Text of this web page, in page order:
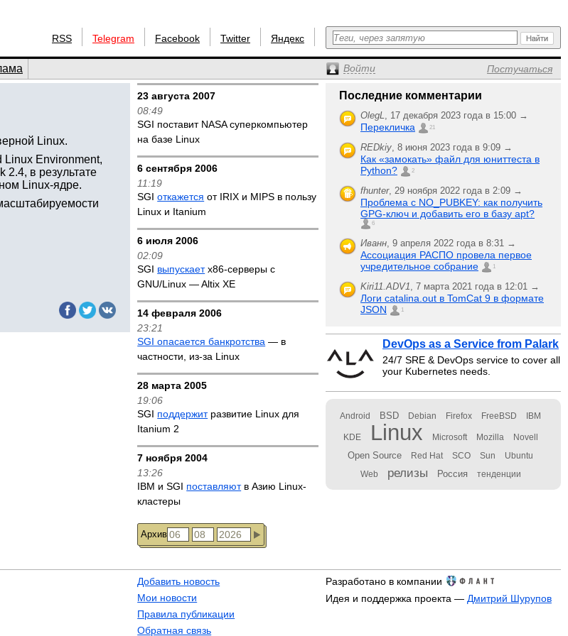
RSS Telegram Facebook Twitter Яндекс
Войти Постучаться
Linux.
Linux Environment,
в результате
Linux-ядре.
23 августа 2007
08:49
SGI поставит NASA суперкомпьютер
на базе Linux
6 сентября 2006
11:19
SGIоткажется от IRIX и MIPS в пользу
Linux и Itanium
6 июля 2006
02:09
SGI выпускаетx86-серверы с
GNU/Linux — Altix XE
14 февраля 2006
23:21
SGI опасается банкротства — в
частности, из-за Linux
28 марта 2005
19:06
SGI поддержитразвитие Linux для
Itanium 2
7 ноября 2004
13:26
IBM и SGI поставляютв Азию Linux-
кластеры
Архив
Последние комментарии
OlegL, 17 декабря 2023 года в 15:00 →
Перекличка 21
REDkiy, 8 июня 2023 года в 9:09 →
Как «замокать» файл для юниттеста в
Python?
2
fhunter, 29 ноября 2022 года в 2:09 →
Проблема с NO_PUBKEY: как получить
GPG-ключ и добавить его в базу apt?
6
Иванн, 9 апреля 2022 года в 8:31 →
Ассоциация РАСПО провела первое
учредительное собрание
1
Kiri11.ADV1, 7 марта 2021 года в 12:01 →
Логи catalina.out в TomCat 9 в формате
JSON
1
DevOps as a Service from Palark
24/7 SRE & DevOps service to cover all
your Kubernetes needs.
Android BSD Debian Firefox FreeBSD IBM
KDE Linux Microsoft Mozilla Novell
Open Source Red Hat SCO Sun Ubuntu
Web релизы Россия тенденции
Добавить новость
Мои новости
Правила публикации
Обратная связь
Разработано в компании
Идея и поддержка проекта — Дмитрий Шурупов